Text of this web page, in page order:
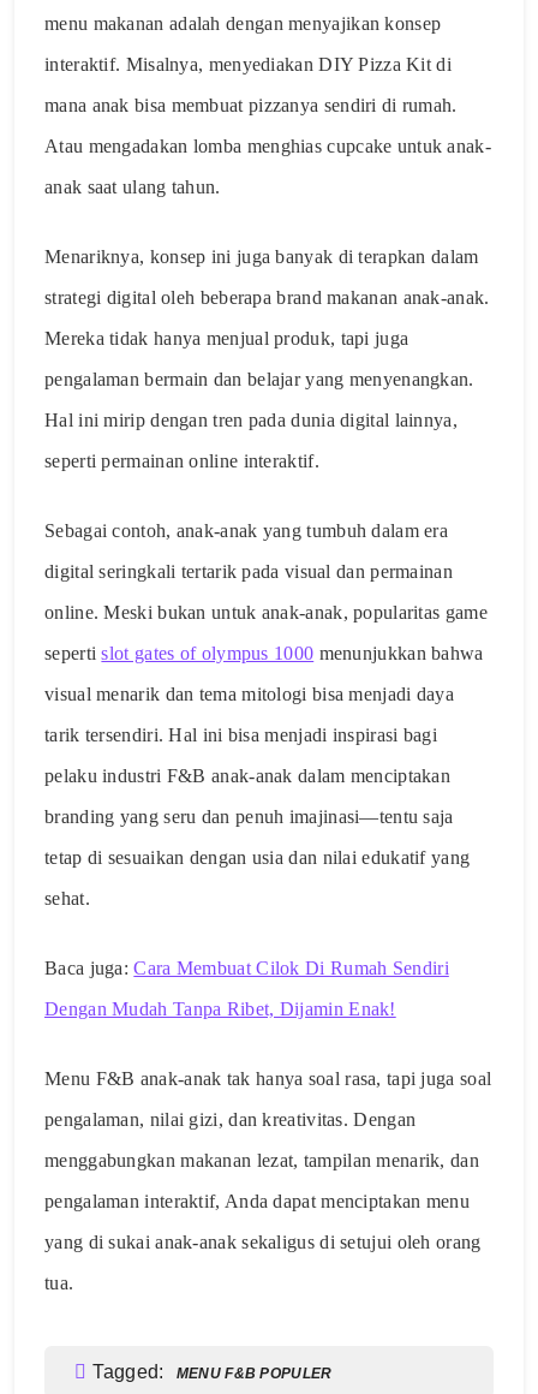
menu makanan adalah dengan menyajikan konsep
interaktif. Misalnya, menyediakan DIY Pizza Kit di
mana anak bisa membuat pizzanya sendiri di rumah.
Atau mengadakan lomba menghias cupcake untuk anak-
anak saat ulang tahun.
Menariknya, konsep ini juga banyak di terapkan dalam
strategi digital oleh beberapa brand makanan anak-anak.
Mereka tidak hanya menjual produk, tapi juga
pengalaman bermain dan belajar yang menyenangkan.
Hal ini mirip dengan tren pada dunia digital lainnya,
seperti permainan online interaktif.
Sebagai contoh, anak-anak yang tumbuh dalam era
digital seringkali tertarik pada visual dan permainan
online. Meski bukan untuk anak-anak, popularitas game
sepertislot gates of olympus 1000 menunjukkan bahwa
visual menarik dan tema mitologi bisa menjadi daya
tarik tersendiri. Hal ini bisa menjadi inspirasi bagi
pelaku industri F&B anak-anak dalam menciptakan
branding yang seru dan penuh imajinasi—tentu saja
tetap di sesuaikan dengan usia dan nilai edukatif yang
sehat.
Baca juga:Cara Membuat Cilok Di Rumah Sendiri
Dengan Mudah Tanpa Ribet, Dijamin Enak!
Menu F&B anak-anak tak hanya soal rasa, tapi juga soal
pengalaman, nilai gizi, dan kreativitas. Dengan
menggabungkan makanan lezat, tampilan menarik, dan
pengalaman interaktif, Anda dapat menciptakan menu
yang di sukai anak-anak sekaligus di setujui oleh orang
tua.
Tagged: MENU F&B POPULER